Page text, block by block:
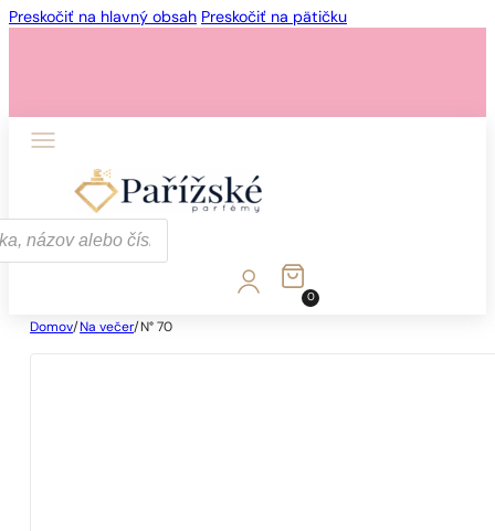
Preskočiť na hlavný obsah Preskočiť na pätičku
0
Domov/ Na večer/ N° 70